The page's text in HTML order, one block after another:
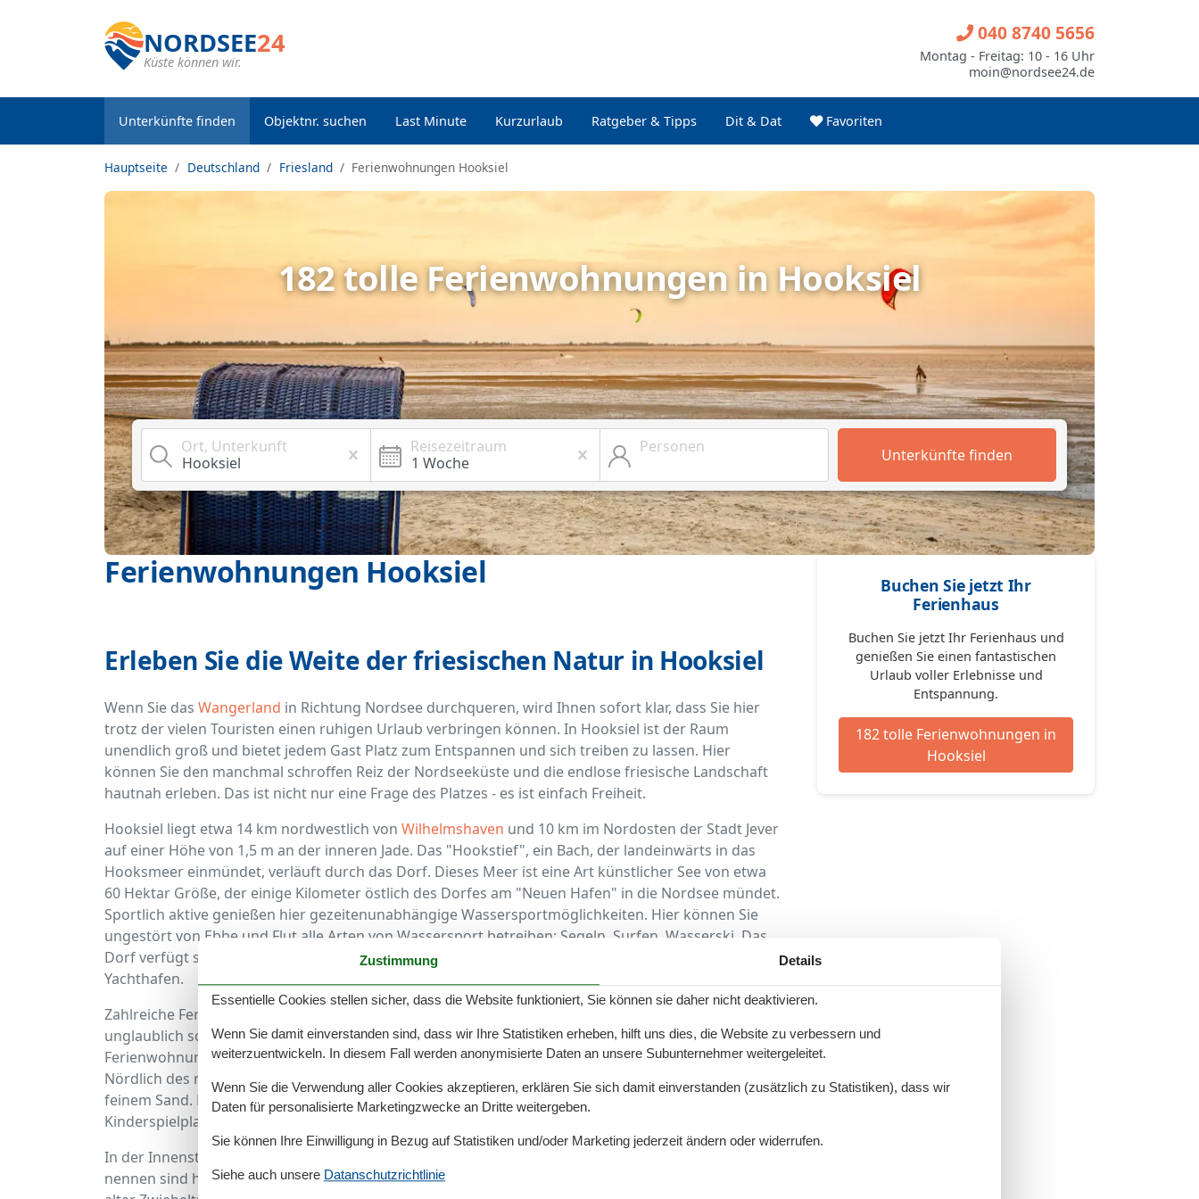
NORDSEE24
Küste können wir.
Unterkünfte finden Objektnr. suchen Last Minute Kurzurlaub Ratgeber & Tipps Dit & Dat Favoriten
040 8740 5656
Montag - Freitag: 10 - 16 Uhr
moin@nordsee24.de
Hauptseite Deutschland Friesland Ferienwohnungen Hooksiel
182 tolle Ferienwohnungen in Hooksiel
Ort, Unterkunft Reisezeitraum Personen Unterkünfte finden
Ferienwohnungen Hooksiel
Erleben Sie die Weite der friesischen Natur in Hooksiel
Wenn Sie das Wangerland in Richtung Nordsee durchqueren, wird Ihnen sofort klar, dass Sie hier
trotz der vielen Touristen einen ruhigen Urlaub verbringen können. In Hooksiel ist der Raum
unendlich groß und bietet jedem Gast Platz zum Entspannen und sich treiben zu lassen. Hier
können Sie den manchmal schroffen Reiz der Nordseeküste und die endlose friesische Landschaft
hautnah erleben. Das ist nicht nur eine Frage des Platzes - es ist einfach Freiheit.
Hooksiel liegt etwa 14 km nordwestlich von Wilhelmshaven und 10 km im Nordosten der Stadt Jever
auf einer Höhe von 1,5 m an der inneren Jade. Das "Hookstief", ein Bach, der landeinwärts in das
Hooksmeer einmündet, verläuft durch das Dorf. Dieses Meer ist eine Art künstlicher See von etwa
60 Hektar Größe, der einige Kilometer östlich des Dorfes am "Neuen Hafen" in die Nordsee mündet.
Sportlich aktive genießen hier gezeitenunabhängige Wassersportmöglichkeiten. Hier können Sie
ungestört von Ebbe und Flut alle Arten von Wassersport betreiben: Segeln, Surfen, Wasserski. Das
Dorf verfügt sogar über ein Zentrum für die Präsentation des Seesegelns und einen eigenen
Yachthafen.
Zahlreiche Ferienwohnungen in Hooksiel und Umgebung warten auf ihre Gäste, um ihnen die
unglaublich schönen Landschaften dieser Gegend zu zeigen. Ob groß oder klein, mieten Sie Ihre
Ferienwohnung in Hooksiel und genießen Sie einen einzigartigen Familienurlaub in idyllischer Natur.
Nördlich des neuen Dammes bei Hooksiel finden Sie auch einen rund 3,5 km langen Strand mit
feinem Sand. Ergänzt wird das Angebot durch ein Meerwasser-Hallenbad und ein Gästehaus mit
Kinderspielplatz und einer gut ausgestatteten Bibliothek.
In der Innenstadt von Hooksiel gibt es viele historische Gebäude, die einen Besuch wert sind. Zu
nennen sind hier vor allem das ehemalige Rathaus und das heutige Künstlerhaus. Ein hundert Jahre
Buchen Sie jetzt Ihr
Ferienhaus
Buchen Sie jetzt Ihr Ferienhaus und
genießen Sie einen fantastischen
Urlaub voller Erlebnisse und
Entspannung.
182 tolle Ferienwohnungen in
Hooksiel
Zustimmung Details
Essentielle Cookies stellen sicher, dass die Website funktioniert, Sie können sie daher nicht deaktivieren.
Wenn Sie damit einverstanden sind, dass wir Ihre Statistiken erheben, hilft uns dies, die Website zu verbessern und
weiterzuentwickeln. In diesem Fall werden anonymisierte Daten an unsere Subunternehmer weitergeleitet.
Wenn Sie die Verwendung aller Cookies akzeptieren, erklären Sie sich damit einverstanden (zusätzlich zu Statistiken), dass wir
Daten für personalisierte Marketingzwecke an Dritte weitergeben.
Sie können Ihre Einwilligung in Bezug auf Statistiken und/oder Marketing jederzeit ändern oder widerrufen.
Siehe auch unsere Datanschutzrichtlinie